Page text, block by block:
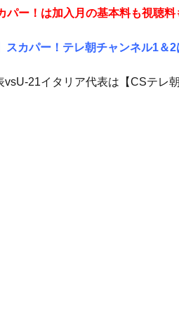
パー！は加入月の基本料も視聴
スカパー！テレ朝チャンネル1＆
21イタリア代表は【CSテレ